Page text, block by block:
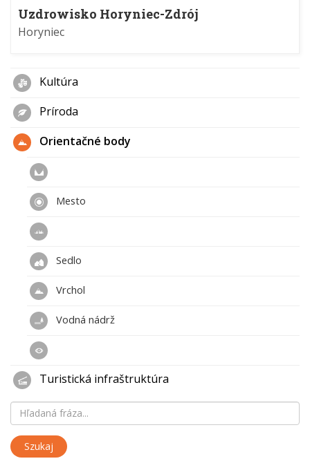
Uzdrowisko Horyniec-Zdrój
Horyniec
Kultúra
Príroda
Orientačné body
Mesto
Sedlo
Vrchol
Vodná nádrž
Turistická infraštruktúra